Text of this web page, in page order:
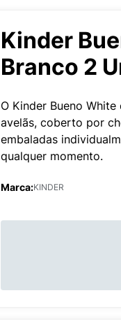
Kinder
Branco 2
O Kinder Bueno
avelãs, coberto por
embaladas
qualquer momento.
Marca:KINDER